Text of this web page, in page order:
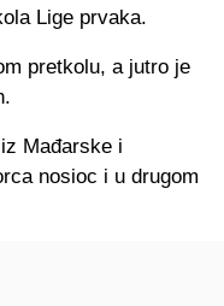
Lige prvaka.
pretkolu, a jutro je
Mađarske i
nosioc i u drugom